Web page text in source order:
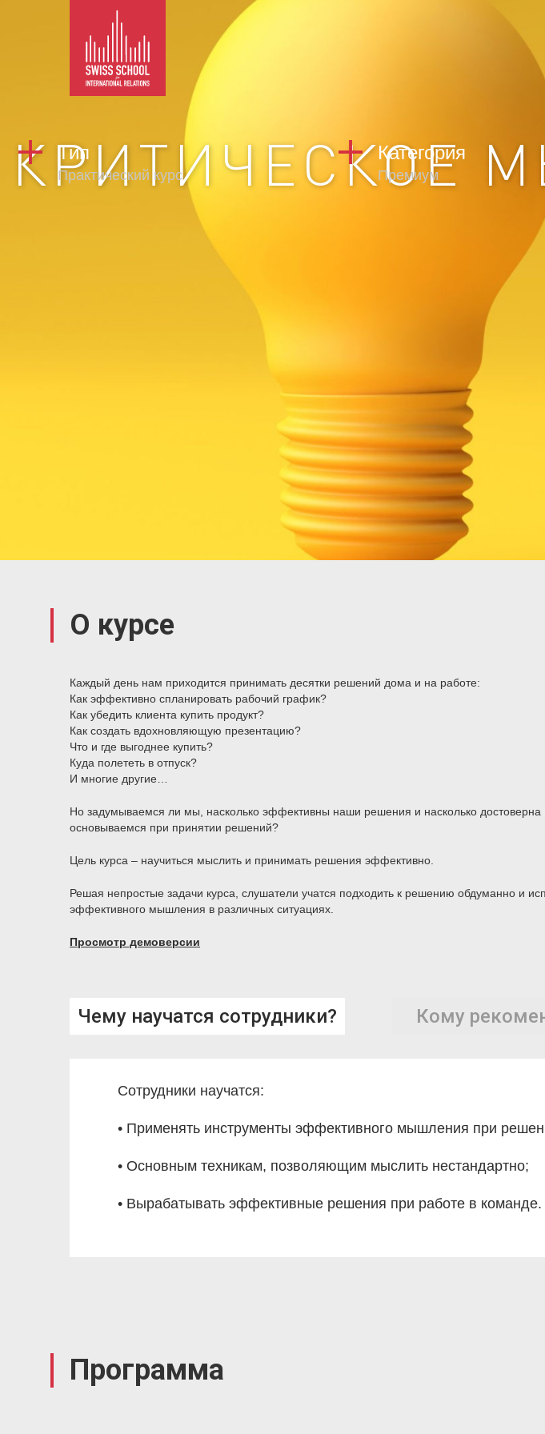
КРИТИЧЕСКОЕ
Тип
Практический курс
Категория
Премиум
О курсе
Каждый день нам приходится принимать десятки решений дома и на работе:
Как эффективно спланировать рабочий график?
Как убедить клиента купить продукт?
Как создать вдохновляющую презентацию?
Что и где выгоднее купить?
Куда полететь в отпуск?
И многие другие…
Но задумываемся ли мы, насколько эффективны наши решения и насколько
основываемся при принятии решений?
Цель курса – научиться мыслить и принимать решения эффективно.
Решая непростые задачи курса, слушатели учатся подходить к решению обдуманно и
эффективного мышления в различных ситуациях.
Просмотр демоверсии
Чему научатся сотрудники? Кому
Сотрудники научатся:
• Применять инструменты эффективного мышления при
• Основным техникам, позволяющим мыслить нестандартно;
• Вырабатывать эффективные решения при работе в команде.
Программа